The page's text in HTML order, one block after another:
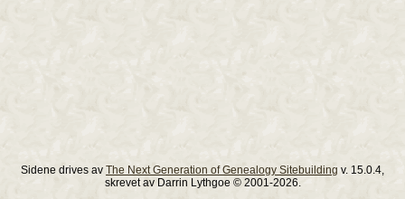
Sidene drives av The Next Generation of Genealogy Sitebuilding v. 15.0.4,
skrevet av Darrin Lythgoe © 2001-2026.